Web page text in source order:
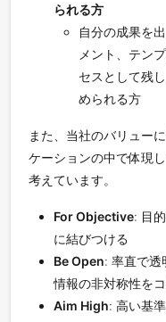
られる方
自分の成果を
メント、テン
セスとして残
められる方
また、当社のバリュー
ケーションの中で体現
考えています。
For Objective: 目
に結びつける
Be Open: 率直で透
情報の非対称性を
Aim High: 高い基